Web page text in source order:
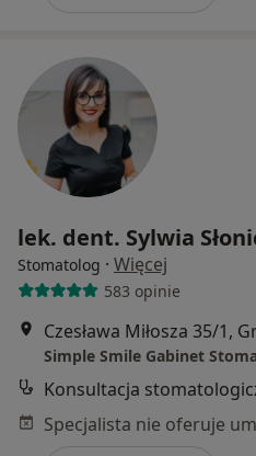
lek. dent. Sylwia
Stomatolog · Więcej
583 opinie
Czesława Miłosza 35/1,
Simple Smile Gabinet
Konsultacja